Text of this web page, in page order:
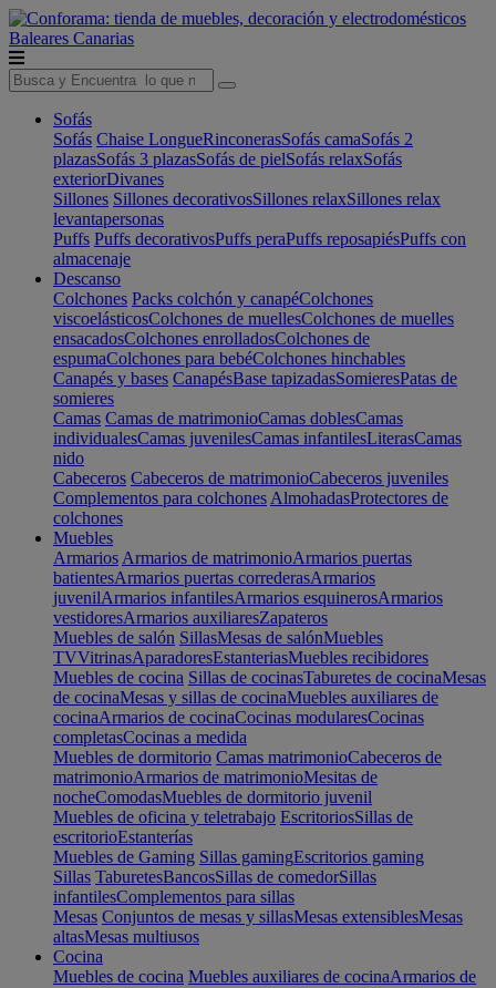
Baleares Canarias
Sofás
Sofás Chaise LongueRinconerasSofás camaSofás 2
plazasSofás 3 plazasSofás de pielSofás relaxSofás
exteriorDivanes
Sillones Sillones decorativosSillones relaxSillones relax
levantapersonas
Puffs Puffs decorativosPuffs peraPuffs reposapiésPuffs con
almacenaje
Descanso
Colchones Packs colchón y canapéColchones
viscoelásticosColchones de muellesColchones de muelles
ensacadosColchones enrolladosColchones de
espumaColchones para bebéColchones hinchables
Canapés y bases CanapésBase tapizadasSomieresPatas de
somieres
Camas Camas de matrimonioCamas doblesCamas
individualesCamas juvenilesCamas infantilesLiterasCamas
nido
Cabeceros Cabeceros de matrimonioCabeceros juveniles
Complementos para colchones AlmohadasProtectores de
colchones
Muebles
Armarios Armarios de matrimonioArmarios puertas
batientesArmarios puertas correderasArmarios
juvenilArmarios infantilesArmarios esquinerosArmarios
vestidoresArmarios auxiliaresZapateros
Muebles de salón SillasMesas de salónMuebles
TVVitrinasAparadoresEstanteriasMuebles recibidores
Muebles de cocina Sillas de cocinasTaburetes de cocinaMesas
de cocinaMesas y sillas de cocinaMuebles auxiliares de
cocinaArmarios de cocinaCocinas modularesCocinas
completasCocinas a medida
Muebles de dormitorio Camas matrimonioCabeceros de
matrimonioArmarios de matrimonioMesitas de
nocheComodasMuebles de dormitorio juvenil
Muebles de oficina y teletrabajo EscritoriosSillas de
escritorioEstanterías
Muebles de Gaming Sillas gamingEscritorios gaming
Sillas TaburetesBancosSillas de comedorSillas
infantilesComplementos para sillas
Mesas Conjuntos de mesas y sillasMesas extensiblesMesas
altasMesas multiusos
Cocina
Muebles de cocina Muebles auxiliares de cocinaArmarios de